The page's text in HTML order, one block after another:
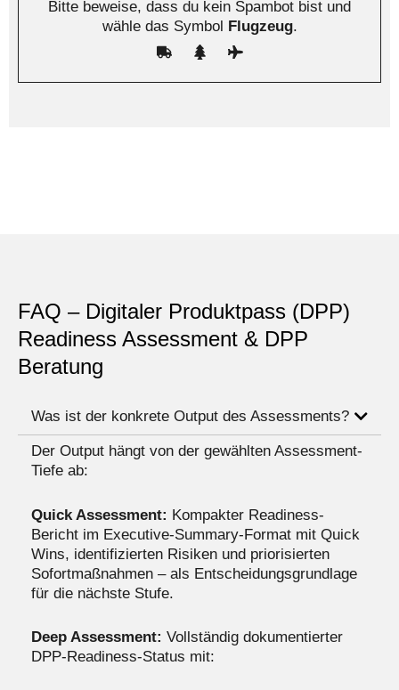
Bitte beweise, dass du kein Spambot bist und
wähle das Symbol Flugzeug.
FAQ – Digitaler Produktpass (DPP)
Readiness Assessment & DPP
Beratung
Was ist der konkrete Output des Assessments?
Der Output hängt von der gewählten Assessment-
Tiefe ab:
Quick Assessment: Kompakter Readiness-
Bericht im Executive-Summary-Format mit Quick
Wins, identifizierten Risiken und priorisierten
Sofortmaßnahmen – als Entscheidungsgrundlage
für die nächste Stufe.
Deep Assessment: Vollständig dokumentierter
DPP-Readiness-Status mit: